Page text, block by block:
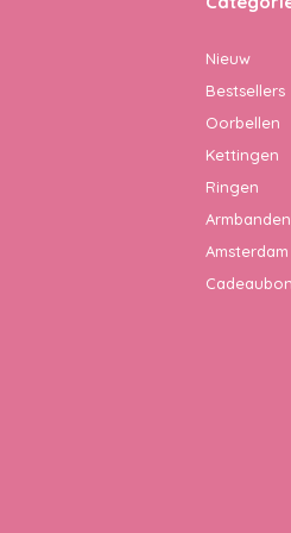
Nieuw
Bestsellers
Oorbellen
Kettingen
Ringen
Armbanden